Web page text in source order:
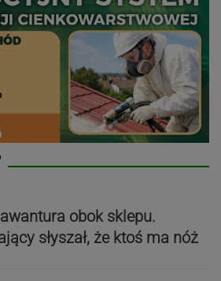
obok sklepu.
słyszał, że ktoś ma nóż